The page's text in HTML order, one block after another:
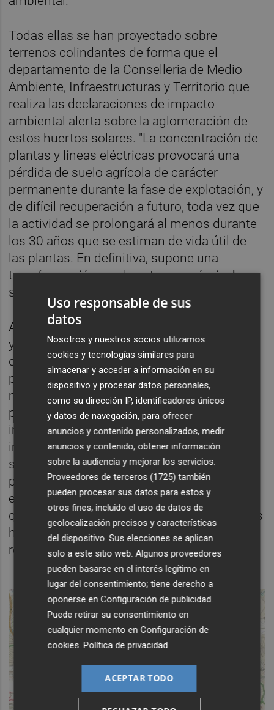
Todas ellas se han proyectado sobre
terrenos colindantes de forma que el
departamento de la Conselleria de Medio
Ambiente, Infraestructuras y Territorio que
realiza las declaraciones de impacto
ambiental alerta sobre la aglomeración de
estos huertos solares. "La concentración de
plantas y líneas eléctricas provocará una
pérdida de suelo agrícola de carácter
permanente durante la fase de explotación, y
de difícil recuperación a futuro, toda vez que
la actividad se prolongará al menos durante
los 30 años que se estiman de vida útil de
las plantas. En definitiva, supone una
transformación en el sector económico",
sostiene.
Asimismo, añade que, "desde el punto social
y territorial no se analiza en la
documentación aportada si los proyectos
propuestos y su ubicación responden a un
mayor beneficio social y medioambiental
para la comarca en la que se prevén
implantar". "No se analiza suficientemente el
impacto para los sectores económicos que
se verán afectados por la acumulación de
plantas propuesta, ni se contemplan los
efectos sobre el bienestar y las costumbres
que la alteración del paisaje provocará en los
habitantes de las poblaciones afectadas",
reitera.
Uso responsable de sus
datos
Nosotros y nuestros socios utilizamos
cookies y tecnologías similares para
almacenar y acceder a información en su
dispositivo y procesar datos personales,
como su dirección IP, identificadores únicos
y datos de navegación, para ofrecer
anuncios y contenido personalizados, medir
anuncios y contenido, obtener información
sobre la audiencia y mejorar los servicios.
Proveedores de terceros (1725) también
pueden procesar sus datos para estos y
otros fines, incluido el uso de datos de
geolocalización precisos y características
del dispositivo. Sus elecciones se aplican
solo a este sitio web. Algunos proveedores
pueden basarse en el interés legítimo en
lugar del consentimiento; tiene derecho a
oponerse enConfiguración de publicidad
Puede retirar su consentimiento en
cualquier momento enConfiguración de
cookies .Política de privacidad
ACEPTAR TODO